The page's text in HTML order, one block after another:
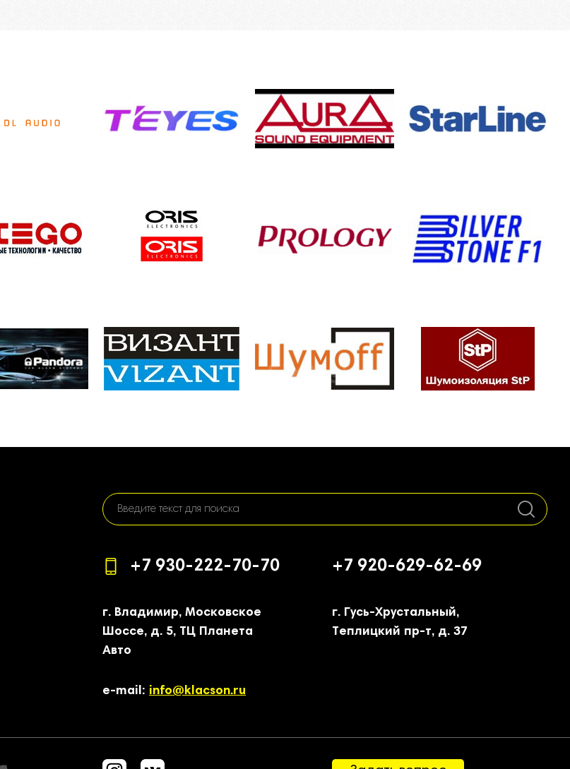
+7 930-222-70-70 +7 920-629-62-69
г. Владимир, Московское
Шоссе, д. 5, ТЦ Планета
Авто
г. Гусь-Хрустальный,
Теплицкий пр-т, д. 37
e-mail: info@klacson.ru